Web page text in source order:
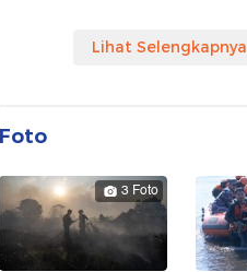
Lihat Selengkapnya
Foto
3 Foto